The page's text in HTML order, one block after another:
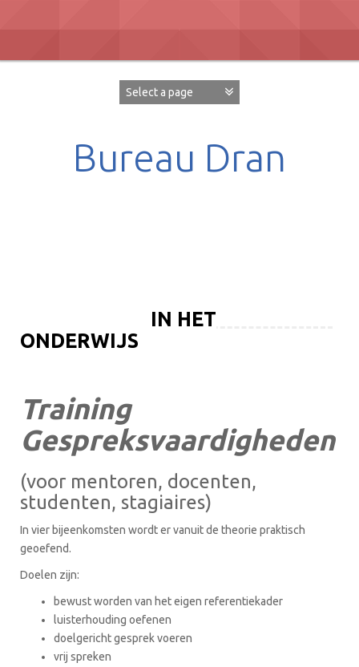
Bureau Dran
TRAININGEN IN HET
ONDERWIJS
Training
Gespreksvaardigheden
(voor mentoren, docenten,
studenten, stagiaires)
In vier bijeenkomsten wordt er vanuit de theorie praktisch
geoefend.
Doelen zijn:
bewust worden van het eigen referentiekader
luisterhouding oefenen
doelgericht gesprek voeren
vrij spreken